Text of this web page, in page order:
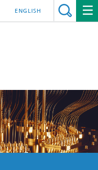
ENGLISH